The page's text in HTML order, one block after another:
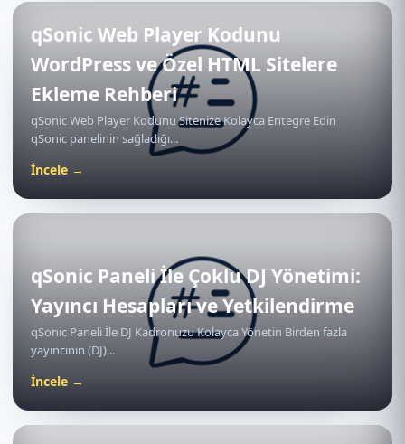
qSonic Web Player Kodunu
WordPress ve Özel HTML Sitelere
Ekleme Rehberi
qSonic Web Player Kodunu Sitenize Kolayca Entegre Edin
qSonic panelinin sağladığı...
İncele →
qSonic Paneli İle Çoklu DJ Yönetimi:
Yayıncı Hesapları ve Yetkilendirme
qSonic Paneli İle DJ Kadronuzu Kolayca Yönetin Birden fazla
yayıncının (DJ)...
İncele →